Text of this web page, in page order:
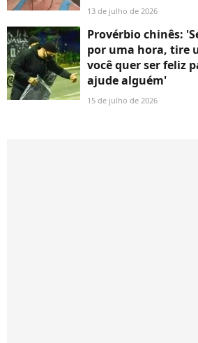
13 de julho de 2026
Provérbio chinês:
por uma hora, tire
você quer ser feliz
ajude alguém'
15 de julho de 2026